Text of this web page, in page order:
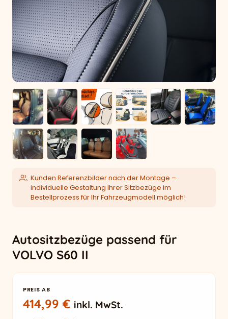
Kunden Referenzbilder nach der Montage –
individuelle Gestaltung Ihrer Sitzbezüge im
Bestellprozess für Ihr Fahrzeugmodell möglich!
Autositzbezüge passend für
VOLVO S60 II
PREIS AB
414,99€ inkl. MwSt.